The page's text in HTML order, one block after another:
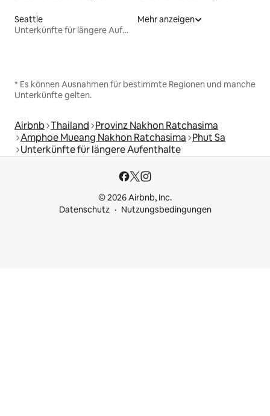
Seattle
Unterkünfte für längere Aufenthalte
Mehr anzeigen
* Es können Ausnahmen für bestimmte Regionen und manche
Unterkünfte gelten.
Airbnb Thailand Provinz Nakhon Ratchasima
Amphoe Mueang Nakhon Ratchasima Phut Sa
Unterkünfte für längere Aufenthalte
© 2026 Airbnb, Inc.
Datenschutz
Nutzungsbedingungen